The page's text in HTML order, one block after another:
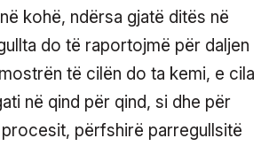
kohë, ndërsa gjatë ditës në
do të raportojmë për daljen
të cilën do ta kemi, e cila
në qind për qind, si dhe për
përfshirë parregullsitë